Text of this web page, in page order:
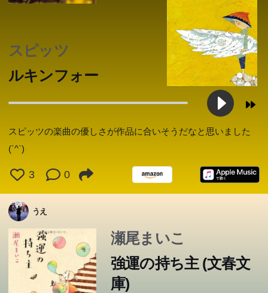
スピッツ
ルキンフォー
スピッツの楽曲の優しさが作品に合いそうだなと思いました
(´^`)
3 0
うえ
瀬尾まいこ
強運の持ち主 (文春文
庫)